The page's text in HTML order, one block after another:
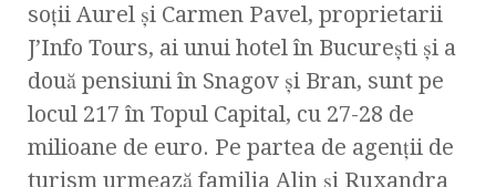
soţii Aurel şi Carmen Pavel, proprietarii
J’Info Tours, ai unui hotel în Bucureşti şi a
două pensiuni în Snagov şi Bran, sunt pe
locul 217 în Topul Capital, cu 27-28 de
milioane de euro. Pe partea de agenţii de
turism urmează familia Alin şi Ruxandra